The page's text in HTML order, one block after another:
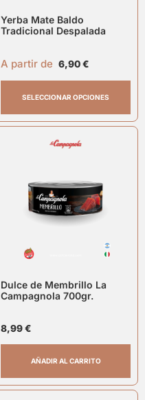
Yerba Mate Baldo
Tradicional Despalada
A partir de 6,90€
SELECCIONAR OPCIONES
Dulce de Membrillo La
Campagnola 700gr.
8,99€
AÑADIR AL CARRITO